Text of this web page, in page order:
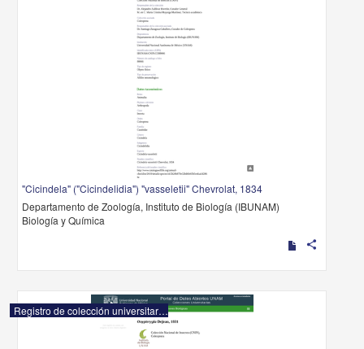
"Cicindela" ("Cicindelidia") "vasseletii" Chevrolat, 1834
Departamento de Zoología, Instituto de Biología (IBUNAM)
Biología y Química
share
Registro de colección universitaria